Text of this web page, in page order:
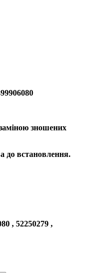
зношених
до встановлення.
, 52250279 ,